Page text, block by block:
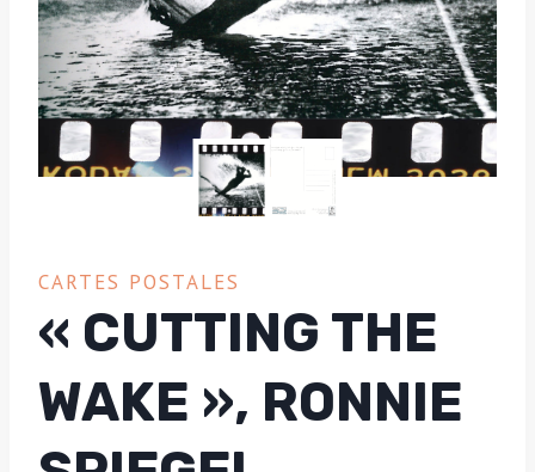
CARTES POSTALES
« CUTTING THE
WAKE », RONNIE